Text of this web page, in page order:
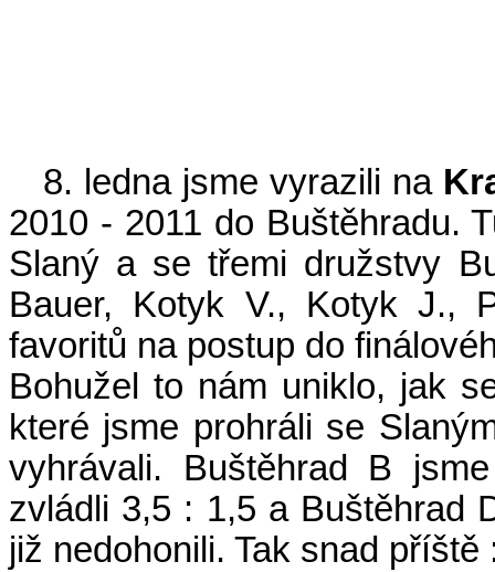
8. ledna jsme vyrazili na
2010 - 2011 do Buštěhradu.
Slaný a se třemi družstvy
Bauer, Kotyk V., Kotyk J.,
favoritů na postup do
Bohužel to nám uniklo, jak
které jsme prohráli se
vyhrávali. Buštěhrad B
zvládli 3,5 : 1,5 a Buštěhrad
již nedohonili. Tak snad